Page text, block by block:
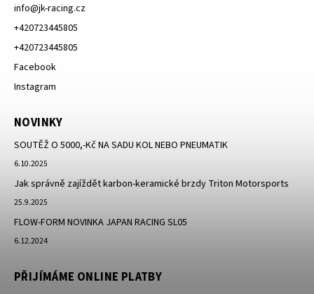
info@jk-racing.cz
+420723445805
+420723445805
Facebook
Instagram
NOVINKY
SOUTĚŽ O 5000,-Kč NA SADU KOL NEBO PNEUMATIK
6.10.2025
Jak správně zajíždět karbon-keramické brzdy Triton Motorsports
25.9.2025
FLOW-FORM NOVINKA JAPAN RACING SL05
6.12.2024
PŘIJÍMÁME ONLINE PLATBY